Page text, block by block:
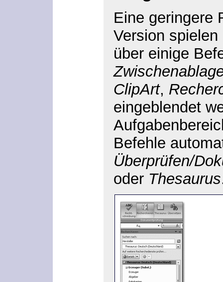
Eine geringere
Version
über einige
ClipArt,
eingeblendet
Befehle
Überprüfen/
oder Thesaurus